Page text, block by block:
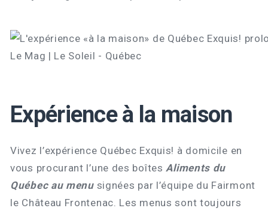
Expérience à la maison
Vivez l’expérience Québec Exquis! à domicile en
vous procurant l’une des boîtes Aliments du
Québec au menusignées par l’équipe du Fairmont
le Château Frontenac. Les menus sont toujours